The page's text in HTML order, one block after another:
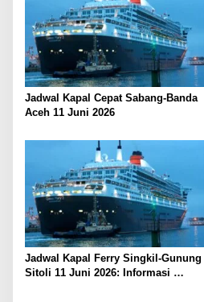
i
p
o
s
Jadwal Kapal Cepat Sabang-Banda
Aceh 11 Juni 2026
Jadwal Kapal Ferry Singkil-Gunung
Sitoli 11 Juni 2026: Informasi